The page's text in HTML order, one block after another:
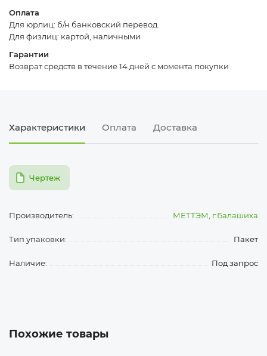
Оплата
Для юрлиц: б/н банковский перевод.
Для физлиц: картой, наличными
Гарантии
Возврат средств в течение 14 дней с момента покупки
Характеристики Оплата Доставка
pdfЧертеж
Производитель: МЕТТЭМ, г.Балашиха
Тип упаковки: Пакет
Наличие: Под запрос
Похожие товары